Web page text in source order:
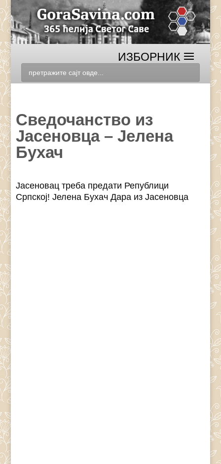
Сведочанство из
Јасеновца – Јелена
Бухач
Јасеновац треба предати Републици
Српској! Јелена Бухач Дара из Јасеновца